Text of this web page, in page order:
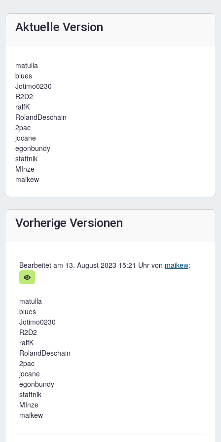
Aktuelle Version
matulla
blues
Jotimo0230
R2D2
ralfK
RolandDeschain
2pac
jocane
egonbundy
stattnik
MInze
maikew
Vorherige Versionen
Bearbeitet am 13. August 2023 15:21 Uhr von maikew:
matulla
blues
Jotimo0230
R2D2
ralfK
RolandDeschain
2pac
jocane
egonbundy
stattnik
MInze
maikew